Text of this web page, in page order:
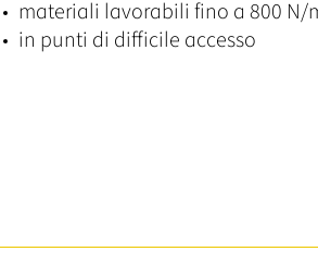
materiali lavorabili fino a 800 N/
in punti di difficile accesso